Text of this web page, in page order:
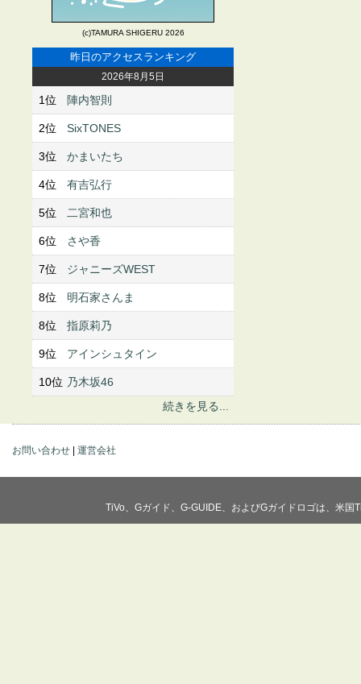
(c)TAMURA SHIGERU 2026
昨日のアクセスランキング
2026年8月5日
1位 陣内智則
2位 SixTONES
3位 かまいたち
4位 有吉弘行
5位 二宮和也
6位 さや香
7位 ジャニーズWEST
8位 明石家さんま
8位 指原莉乃
9位 アインシュタイン
10位 乃木坂46
続きを見る...
お問い合わせ 運営会社
TiVo、Gガイド、G-GUIDE、およびGガイドロゴは、米